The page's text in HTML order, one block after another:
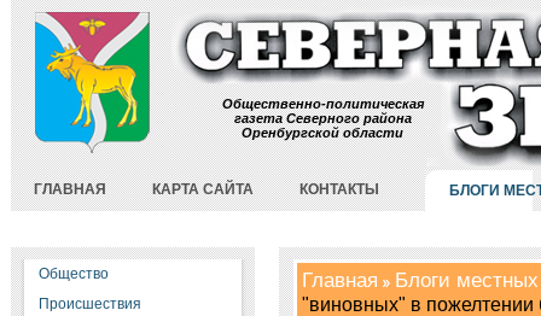
Общественно-политическая
газета Северного района
Оренбургской области
ГЛАВНАЯ КАРТА САЙТА КОНТАКТЫ БЛОГИ
Общество
Происшествия
Главная Блоги
"виновных" в пожелтении